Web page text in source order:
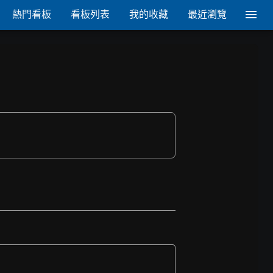
熱門看板 看板列表 我的收藏 最近瀏覽